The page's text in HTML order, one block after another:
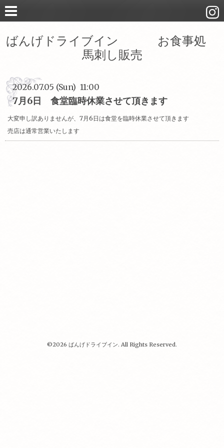
ばんげドライブイン お食事処
馬刺し販売
2026.07.05 (Sun) 11:00
7月6日 食堂臨時休業させて頂きます
大変申し訳ありませんが、7月6日は食堂を臨時休業させて頂きます
売店は通常営業いたします
©2026 ばんげドライブイン. All Rights Reserved.